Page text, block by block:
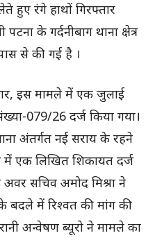
हुए रंगे हाथों गिरफ्तार
के गर्दनीबाग थाना क्षेत्र
से की गई है ।
इस मामले में एक जुलाई
079/26 दर्ज किया गया।
अंतर्गत नई सराय के रहने
में एक लिखित शिकायत दर्ज
सचिव अमोद मिश्रा ने
बदले में रिश्वत की मांग की
अन्वेषण ब्यूरो ने मामले का